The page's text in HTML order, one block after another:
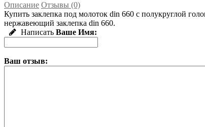
Описание Отзывы (0)
Купить заклепка под молоток din 660 с полукруглой
нержавеющий заклепка din 660.
Написать Ваше Имя:
Ваш отзыв: